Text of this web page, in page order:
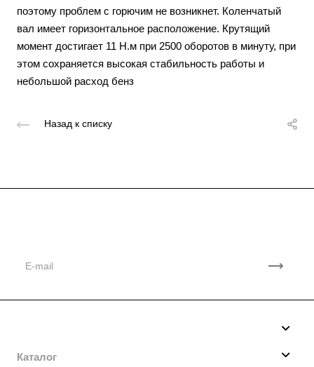
поэтому проблем с горючим не возникнет. Коленчатый
вал имеет горизонтальное расположение. Крутящий
момент достигает 11 Н.м при 2500 оборотов в минуту, при
этом сохраняется высокая стабильность работы и
небольшой расход бенз
Назад к списку
О нас
Каталог